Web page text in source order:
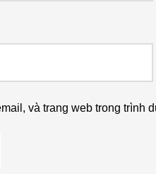
và trang web trong trình